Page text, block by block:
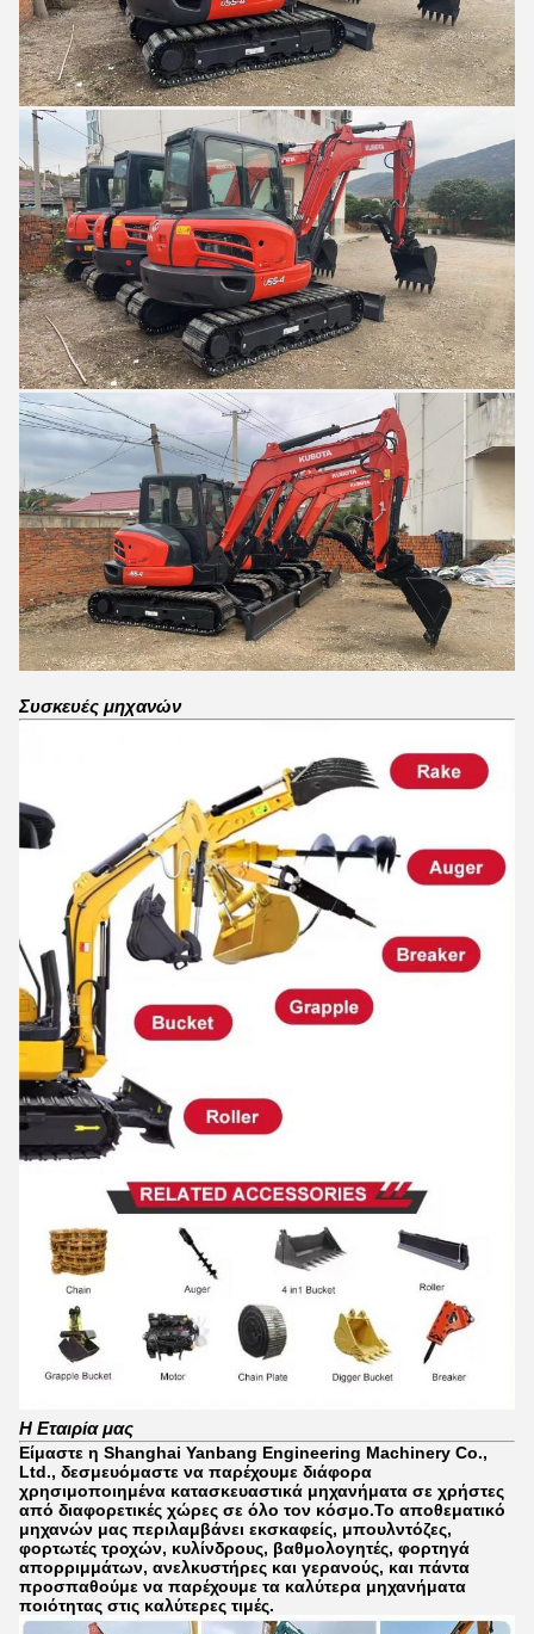
Συσκευές μηχανών
Η Εταιρία μας
Είμαστε η Shanghai Yanbang Engineering Machinery Co.,
Ltd., δεσμευόμαστε να παρέχουμε διάφορα
χρησιμοποιημένα κατασκευαστικά μηχανήματα σε χρήστες
από διαφορετικές χώρες σε όλο τον κόσμο.Το αποθεματικό
μηχανών μας περιλαμβάνει εκσκαφείς, μπουλντόζες,
φορτωτές τροχών, κυλίνδρους, βαθμολογητές, φορτηγά
απορριμμάτων, ανελκυστήρες και γερανούς, και πάντα
προσπαθούμε να παρέχουμε τα καλύτερα μηχανήματα
ποιότητας στις καλύτερες τιμές.